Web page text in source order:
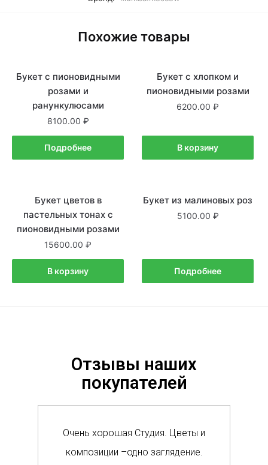
Похожие товары
Нет в наличии
Букет с пионовидными
розами и
ранункулюсами
8100.00
Подробнее
В наличии
Букет с хлопком и
пионовидными розами
6200.00
В корзину
В наличии
Букет цветов в
пастельных тонах с
пионовидными розами
15600.00
В корзину
Нет в наличии
Букет из малиновых роз
5100.00
Подробнее
Отзывы наших
покупателей
Очень хорошая Студия. Цветы и
композиции –одно заглядение.